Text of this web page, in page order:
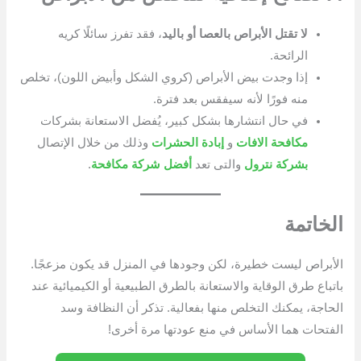
لا تقتل الأبراص بالعصا أو باليد، فقد تفرز سائلًا كريه
الرائحة.
إذا وجدت بيض الأبراص (كروي الشكل وأبيض اللون)، تخلص
منه فورًا لأنه سيفقس بعد فترة.
في حال انتشارها بشكل كبير، يُفضل الاستعانة بشركات
مكافحة الافات وإبادة الحشرات وذلك من خلال الإتصال
بشركة نترول والتى تعد أفضل شركة مكافحة.
الخاتمة
الأبراص ليست خطيرة، لكن وجودها في المنزل قد يكون مزعجًا.
باتباع طرق الوقاية والاستعانة بالطرق الطبيعية أو الكيميائية عند
الحاجة، يمكنك التخلص منها بفعالية. تذكر أن النظافة وسد
الفتحات هما الأساس في منع عودتها مرة أخرى!